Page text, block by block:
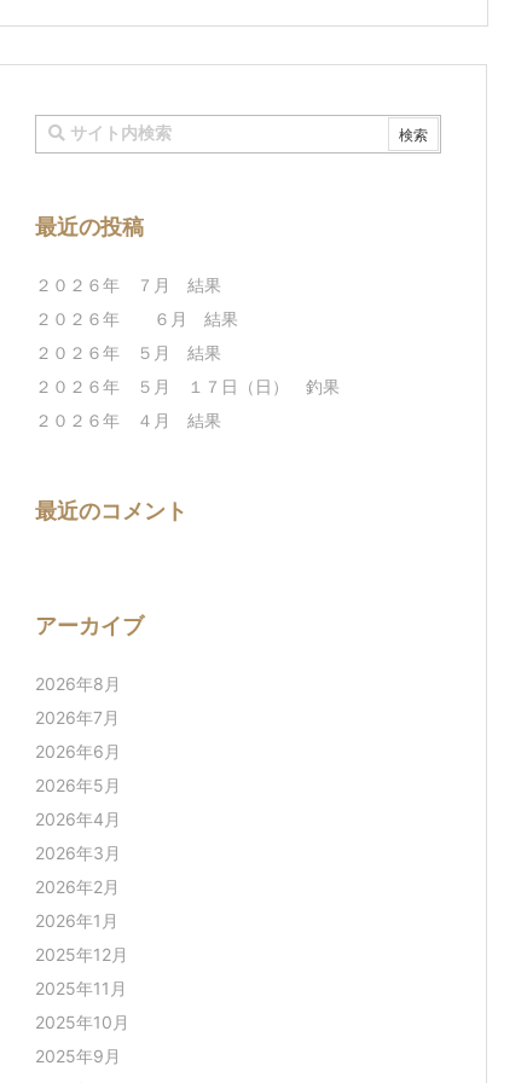
最近の投稿
２０２６年 ７月 結果
２０２６年 ６月 結果
２０２６年 ５月 結果
２０２６年 ５月 １７日（日） 釣果
２０２６年 ４月 結果
最近のコメント
アーカイブ
2026年8月
2026年7月
2026年6月
2026年5月
2026年4月
2026年3月
2026年2月
2026年1月
2025年12月
2025年11月
2025年10月
2025年9月